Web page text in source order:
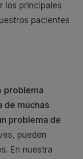
los principales
pacientes
problema
de muchas
problema de
pueden
En nuestra